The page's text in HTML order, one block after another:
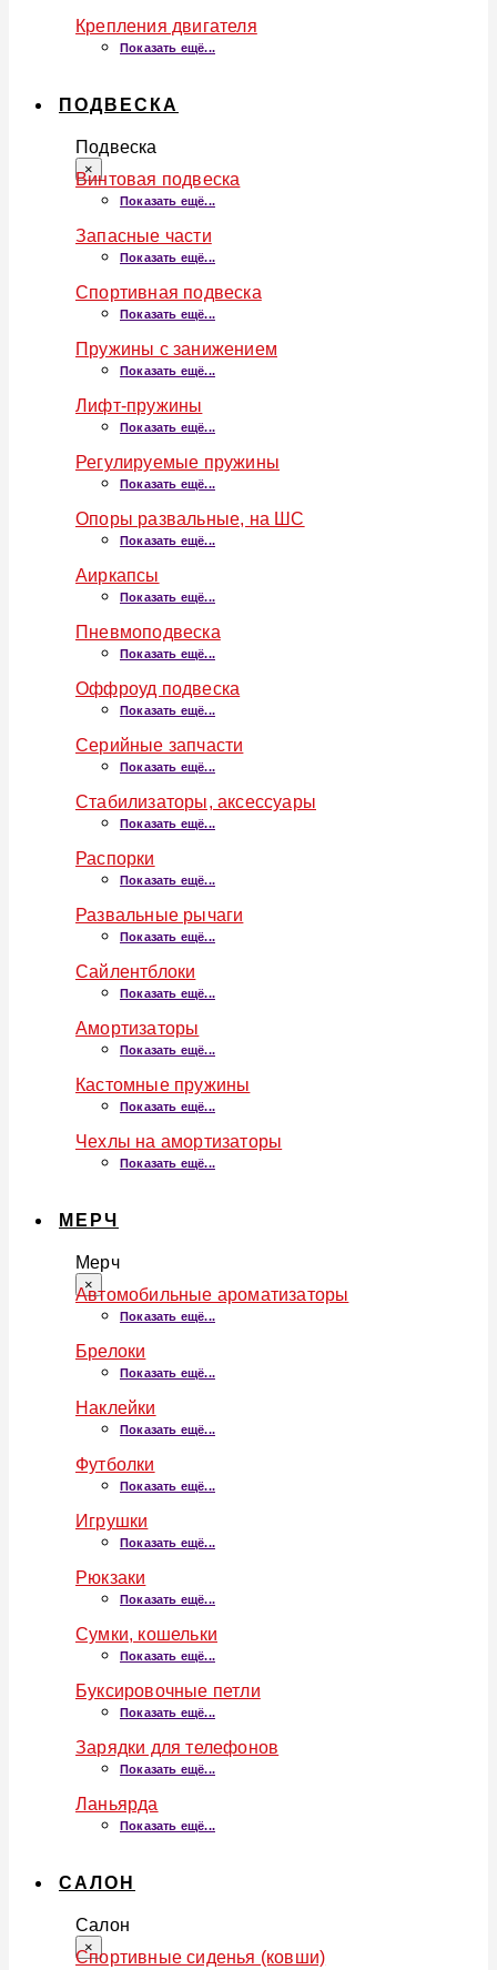
Крепления двигателя
Показать ещё...
ПОДВЕСКА
Подвеска
×
Винтовая подвеска
Показать ещё...
Запасные части
Показать ещё...
Спортивная подвеска
Показать ещё...
Пружины с занижением
Показать ещё...
Лифт-пружины
Показать ещё...
Регулируемые пружины
Показать ещё...
Опоры развальные, на ШС
Показать ещё...
Аиркапсы
Показать ещё...
Пневмоподвеска
Показать ещё...
Оффроуд подвеска
Показать ещё...
Серийные запчасти
Показать ещё...
Стабилизаторы, аксессуары
Показать ещё...
Распорки
Показать ещё...
Развальные рычаги
Показать ещё...
Сайлентблоки
Показать ещё...
Амортизаторы
Показать ещё...
Кастомные пружины
Показать ещё...
Чехлы на амортизаторы
Показать ещё...
МЕРЧ
Мерч
×
Автомобильные ароматизаторы
Показать ещё...
Брелоки
Показать ещё...
Наклейки
Показать ещё...
Футболки
Показать ещё...
Игрушки
Показать ещё...
Рюкзаки
Показать ещё...
Сумки, кошельки
Показать ещё...
Буксировочные петли
Показать ещё...
Зарядки для телефонов
Показать ещё...
Ланьярда
Показать ещё...
САЛОН
Салон
×
Спортивные сиденья (ковши)